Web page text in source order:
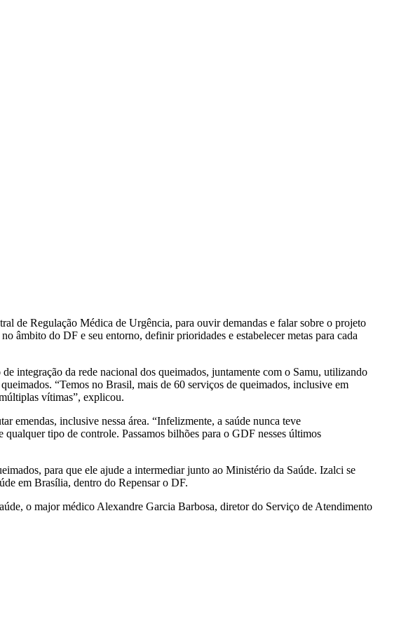
de Regulação Médica de Urgência, para ouvir demandas e falar sobre o projeto
âmbito do DF e seu entorno, definir prioridades e estabelecer metas para cada
integração da rede nacional dos queimados, juntamente com o Samu, utilizando
“Temos no Brasil, mais de 60 serviços de queimados, inclusive em
vítimas”, explicou.
emendas, inclusive nessa área. “Infelizmente, a saúde nunca teve
tipo de controle. Passamos bilhões para o GDF nesses últimos
para que ele ajude a intermediar junto ao Ministério da Saúde. Izalci se
em Brasília, dentro do Repensar o DF.
o major médico Alexandre Garcia Barbosa, diretor do Serviço de Atendimento